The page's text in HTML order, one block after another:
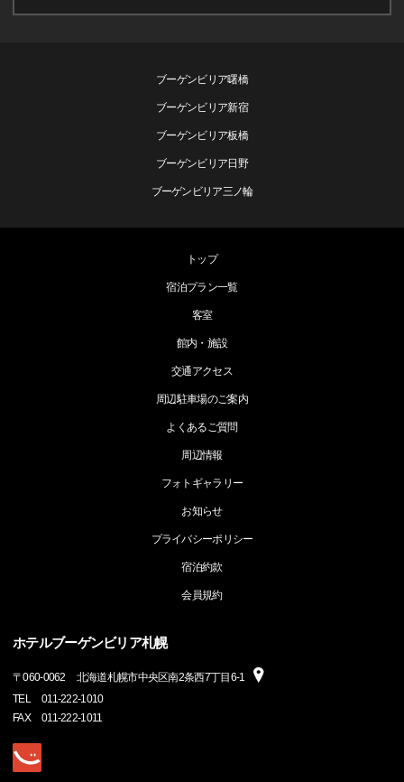
ブーゲンビリア曙橋
ブーゲンビリア新宿
ブーゲンビリア板橋
ブーゲンビリア日野
ブーゲンビリア三ノ輪
トップ
宿泊プラン一覧
客室
館内・施設
交通アクセス
周辺駐車場のご案内
よくあるご質問
周辺情報
フォトギャラリー
お知らせ
プライバシーポリシー
宿泊約款
会員規約
ホテルブーゲンビリア札幌
〒060-0062
北海道札幌市中央区南2条西7丁目6-1
TEL
011-222-1010
FAX
011-222-1011